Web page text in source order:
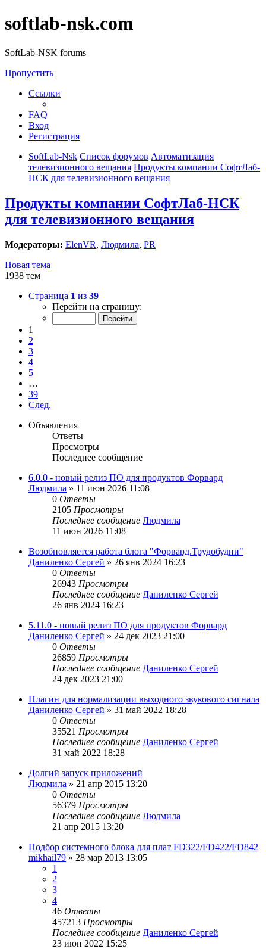
softlab-nsk.com
SoftLab-NSK forums
Пропустить
Ссылки
FAQ
Вход
Регистрация
SoftLab-Nsk Список форумов Автоматизация
телевизионного вещания Продукты компании СофтЛаб-
НСК для телевизионного вещания
Продукты компании СофтЛаб-НСК
для телевизионного вещания
Модераторы: ElenVR, Людмила, PR
Новая тема
1938 тем
Страница 1 из 39
Перейти на страницу:
1
2
3
4
5
…
39
След.
Объявления
Ответы
Просмотры
Последнее сообщение
6.0.0 - новый релиз ПО для продуктов Форвард
Людмила » 11 июн 2026 11:08
0 Ответы
2105 Просмотры
Последнее сообщение Людмила
11 июн 2026 11:08
Возобновляется работа блога "Форвард.Трудобудни"
Даниленко Сергей » 26 янв 2024 16:23
0 Ответы
26943 Просмотры
Последнее сообщение Даниленко Сергей
26 янв 2024 16:23
5.11.0 - новый релиз ПО для продуктов Форвард
Даниленко Сергей » 24 дек 2023 21:00
0 Ответы
26859 Просмотры
Последнее сообщение Даниленко Сергей
24 дек 2023 21:00
Плагин для нормализации выходного звукового сигнала
Даниленко Сергей » 31 май 2022 18:28
0 Ответы
35521 Просмотры
Последнее сообщение Даниленко Сергей
31 май 2022 18:28
Долгий запуск приложений
Людмила » 21 апр 2015 13:20
0 Ответы
56379 Просмотры
Последнее сообщение Людмила
21 апр 2015 13:20
Подбор системного блока для плат FD322/FD422/FD842
mikhail79 » 28 мар 2013 13:05
1
2
3
4
46 Ответы
457213 Просмотры
Последнее сообщение Даниленко Сергей
23 июн 2022 15:25